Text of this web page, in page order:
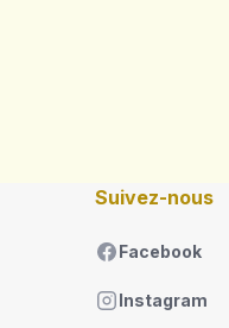
Suivez-nous
Facebook
Instagram